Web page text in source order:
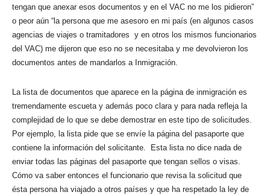
tengan que anexar esos documentos y en el VAC no me los pidieron”
o peor aún “la persona que me asesoro en mi país (en algunos casos
agencias de viajes o tramitadores y en otros los mismos funcionarios
del VAC) me dijeron que eso no se necesitaba y me devolvieron los
documentos antes de mandarlos a Inmigración.
La lista de documentos que aparece en la página de inmigración es
tremendamente escueta y además poco clara y para nada refleja la
complejidad de lo que se debe demostrar en este tipo de solicitudes.
Por ejemplo, la lista pide que se envíe la página del pasaporte que
contiene la información del solicitante. Esta lista no dice nada de
enviar todas las páginas del pasaporte que tengan sellos o visas.
Cómo va saber entonces el funcionario que revisa la solicitud que
ésta persona ha viajado a otros países y que ha respetado la ley de